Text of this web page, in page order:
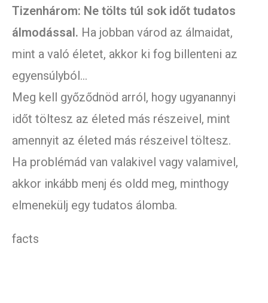
Tizenhárom: Ne tölts túl sok időt tudatos
álmodással. Ha jobban várod az álmaidat,
mint a való életet, akkor ki fog billenteni az
egyensúlyból…
Meg kell győződnöd arról, hogy ugyanannyi
időt töltesz az életed más részeivel, mint
amennyit az életed más részeivel töltesz.
Ha problémád van valakivel vagy valamivel,
akkor inkább menj és oldd meg, minthogy
elmenekülj egy tudatos álomba.
facts